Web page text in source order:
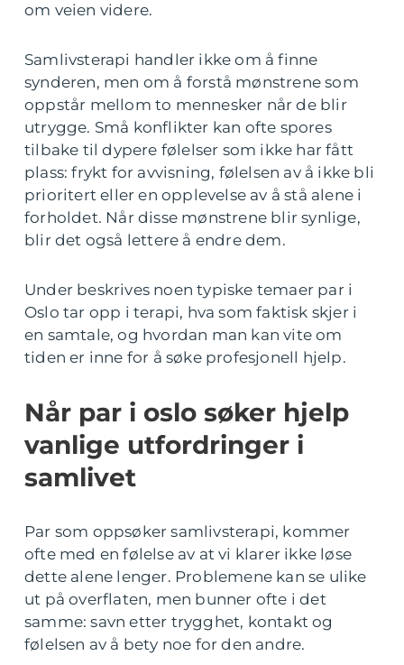
om veien videre.
Samlivsterapi handler ikke om å finne
synderen, men om å forstå mønstrene som
oppstår mellom to mennesker når de blir
utrygge. Små konflikter kan ofte spores
tilbake til dypere følelser som ikke har fått
plass: frykt for avvisning, følelsen av å ikke bli
prioritert eller en opplevelse av å stå alene i
forholdet. Når disse mønstrene blir synlige,
blir det også lettere å endre dem.
Under beskrives noen typiske temaer par i
Oslo tar opp i terapi, hva som faktisk skjer i
en samtale, og hvordan man kan vite om
tiden er inne for å søke profesjonell hjelp.
Når par i oslo søker hjelp
vanlige utfordringer i
samlivet
Par som oppsøker samlivsterapi, kommer
ofte med en følelse av at vi klarer ikke løse
dette alene lenger. Problemene kan se ulike
ut på overflaten, men bunner ofte i det
samme: savn etter trygghet, kontakt og
følelsen av å bety noe for den andre.